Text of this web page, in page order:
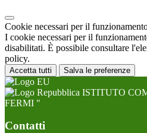
Cookie necessari per il
I cookie necessari per il
disabilitati. È possibile consultare
policy.
Accetta tutti Salva le preferenze
ISTITUTO
FERMI "
Contatti